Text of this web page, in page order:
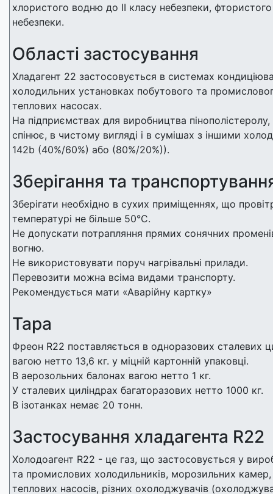
хлористого водню до II класу небезпеки,
небезпеки.
Області застосування
Хладагент 22 застосовується в системах
холодильних установках побутового та
теплових насосах.
На підприємствах для виробництва
спінює, в чистому вигляді і в сумішах з іншими
142b (40%/60%) або (80%/20%)).
Зберігання та
Зберігати необхідно в сухих приміщеннях, що
температурі не більше 50°С.
Не допускати потрапляння прямих сонячних
вогню.
Не використовувати поруч нагрівальні прилади.
Перевозити можна всіма видами транспорту.
Рекомендується мати «Аварійну картку»
Тара
Фреон R22 поставляється в одноразових сталевих
вагою нетто 13,6 кг. у міцній картонній упаковці.
В аерозольних балонах вагою нетто 1 кг.
У сталевих циліндрах багаторазових нетто 1000 кг.
В ізотанках немає 20 тонн.
Застосування хладагента R22
Холодоагент R22 - це газ, що застосовується у
та промислових холодильників, морозильних камер,
теплових насосів, різних охолоджувачів